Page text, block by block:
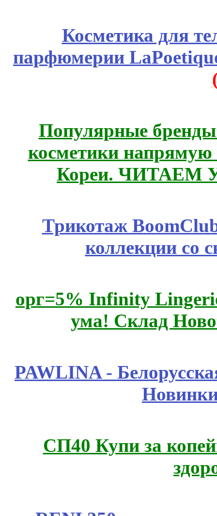
Косметика для
парфюмерии
Популярные
косметики
Кореи. ЧИТАЕМ
Трикотаж
коллекции со
орг=5% Infinity
ума! Склад
PAWLINA -
СП40 Купи за